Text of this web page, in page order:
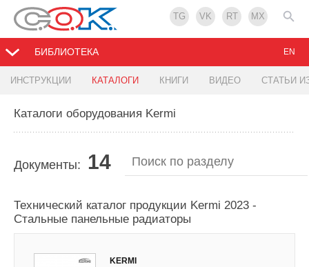
TG VK RT MX
БИБЛИОТЕКА
ИНСТРУКЦИИ КАТАЛОГИ КНИГИ ВИДЕО СТАТЬИ
EN
Каталоги оборудования Kermi
Документы: 14
Технический каталог продукции Kermi 2023 -
Стальные панельные радиаторы
KERMI